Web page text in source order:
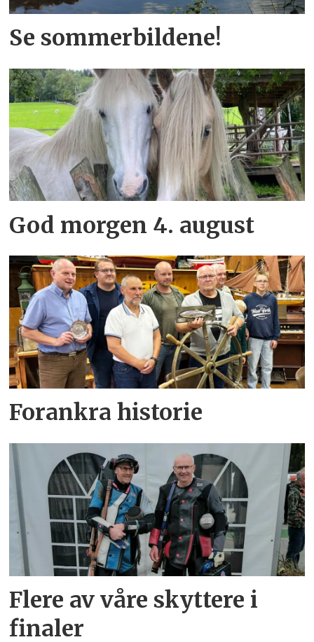
Se sommerbildene!
God morgen 4. august
Forankra historie
Flere av våre skyttere i
finaler